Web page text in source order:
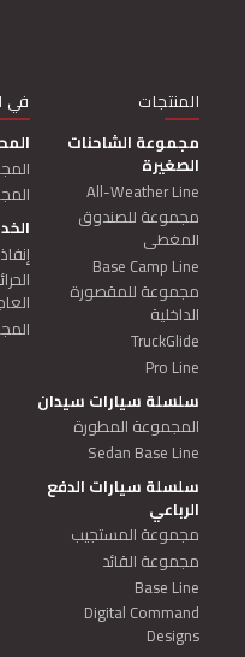
المنتجات
مجموعة الشاحنات
الصغيرة
All-Weather Line
مجموعة للصندوق
المغطى
Base Camp Line
مجموعة للمقصورة
الداخلية
TruckGlide
Pro Line
سلسلة سيارات سيدان
المجموعة المطورة
Sedan Base Line
سلسلة سيارات الدفع
الرباعي
مجموعة المستجيب
مجموعة القائد
Base Line
Digital Command
Designs
في
إنفاذ
العاجلة